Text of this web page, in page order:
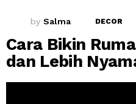
by Salma DECOR
Cara Bikin
dan Lebih